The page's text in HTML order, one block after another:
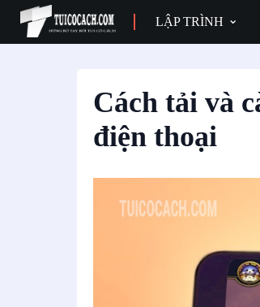
LẬP TRÌNH
Cách tải và
điện thoại